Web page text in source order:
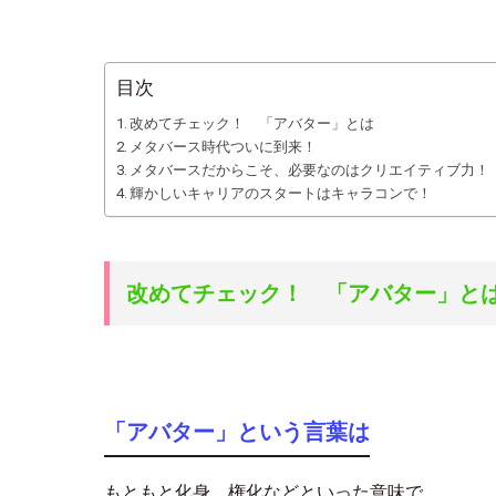
目次
改めてチェック！ 「アバター」とは
メタバース時代ついに到来！
メタバースだからこそ、必要なのはクリエイティブ力！
輝かしいキャリアのスタートはキャラコンで！
改めてチェック！ 「アバター」と
「アバター」という言葉は